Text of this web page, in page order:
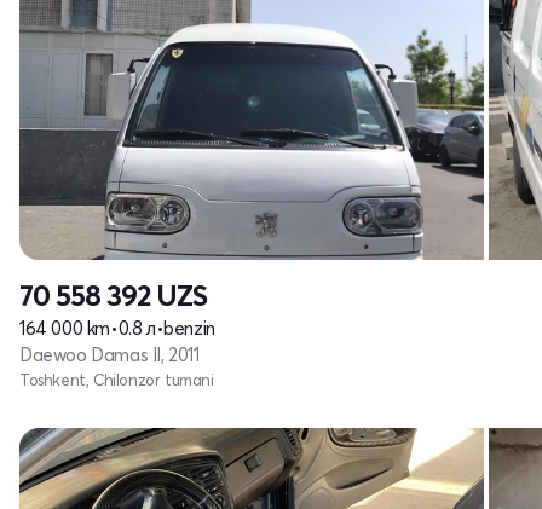
70 558 392 UZS
164 000 km•0.8 л•benzin
Daewoo Damas II, 2011
Toshkent, Chilonzor tumani